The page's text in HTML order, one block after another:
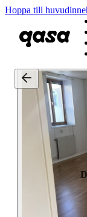
Hoppa till